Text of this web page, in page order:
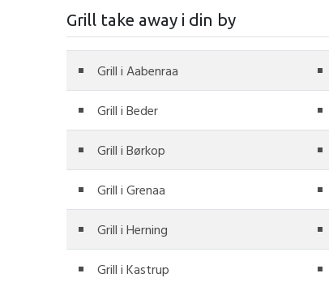
Grill take away i din by
Grill i Aabenraa
Grill i Beder
Grill i Børkop
Grill i Grenaa
Grill i Herning
Grill i Kastrup